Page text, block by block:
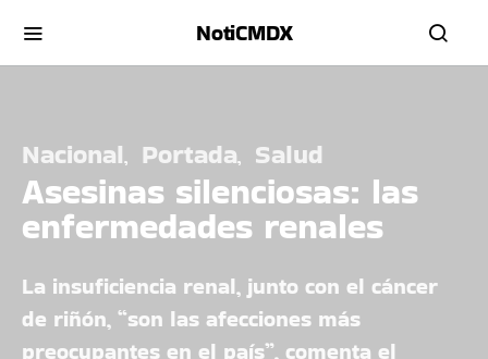
NotiCMDX
Nacional Portada Salud
Asesinas silenciosas: las
enfermedades renales
La insuficiencia renal, junto con el cáncer
de riñón, “son las afecciones más
preocupantes en el país”, comenta el